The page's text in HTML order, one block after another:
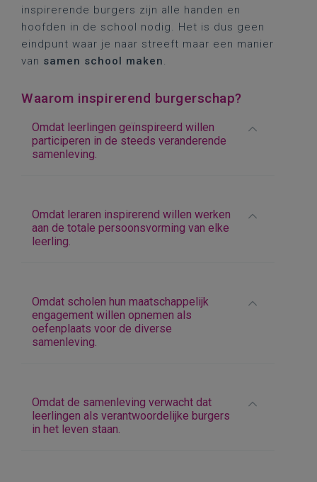
inspirerende burgers zijn alle handen en
hoofden in de school nodig. Het is dus geen
eindpunt waar je naar streeft maar een manier
van samen school maken.
Waarom inspirerend burgerschap?
Omdat leerlingen geïnspireerd willen
participeren in de steeds veranderende
samenleving.
Omdat leraren inspirerend willen werken
aan de totale persoonsvorming van elke
leerling.
Omdat scholen hun maatschappelijk
engagement willen opnemen als
oefenplaats voor de diverse
samenleving.
Omdat de samenleving verwacht dat
leerlingen als verantwoordelijke burgers
in het leven staan.